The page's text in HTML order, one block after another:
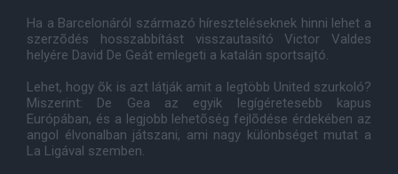
Ha a Barcelonáról származó híreszteléseknek hinni lehet a
szerzõdés hosszabbítást visszautasító Victor Valdes
helyére David De Geát emlegeti a katalán sportsajtó.
Lehet, hogy õk is azt látják amit a legtöbb United szurkoló?
Miszerint: De Gea az egyik legígéretesebb kapus
Európában, és a legjobb lehetõség fejlõdése érdekében az
angol élvonalban játszani, ami nagy különbséget mutat a
La Ligával szemben.